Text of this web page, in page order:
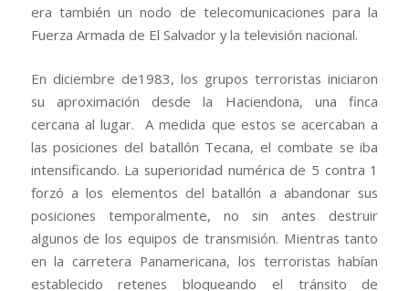
era también un nodo de telecomunicaciones para la
Fuerza Armada de El Salvador y la televisión nacional.
En diciembre de1983, los grupos terroristas iniciaron
su aproximación desde la Haciendona, una finca
cercana al lugar. A medida que estos se acercaban a
las posiciones del batallón Tecana, el combate se iba
intensificando. La superioridad numérica de 5 contra 1
forzó a los elementos del batallón a abandonar sus
posiciones temporalmente, no sin antes destruir
algunos de los equipos de transmisión. Mientras tanto
en la carretera Panamericana, los terroristas habían
establecido retenes bloqueando el tránsito de